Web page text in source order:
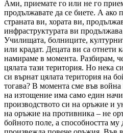
Ами, приемате го или не го
продължавате да се биете. А ако
страната ви, хората ви,
инфраструктурата ви
Училищата, болниците,
или крадат. Децата ви са отнети
намираме в момента. Разбирам,
цялата тази територия. Но нека
си върнат цялата територия на
тогава? В момента сме във
на изтощение има само един
производството си на оръжие и
на оръжие на противника – не
бойното поле, а способността му